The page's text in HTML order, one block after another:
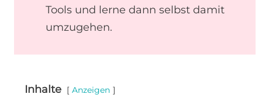
Tools und lerne dann selbst damit
umzugehen.
Inhalte Anzeigen